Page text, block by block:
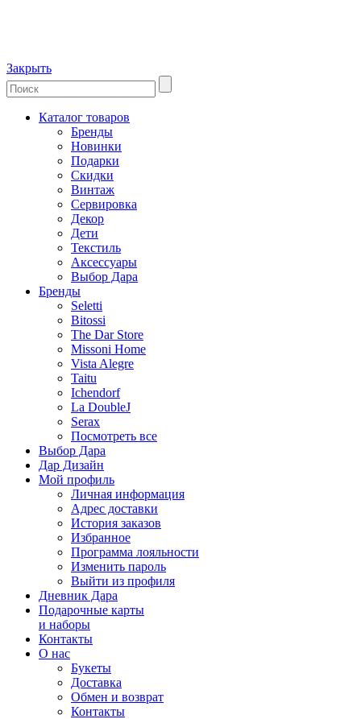
Закрыть
Каталог товаров
Бренды
Новинки
Подарки
Скидки
Винтаж
Сервировка
Декор
Дети
Текстиль
Аксессуары
Выбор Дара
Бренды
Seletti
Bitossi
The Dar Store
Missoni Home
Vista Alegre
Taitu
Ichendorf
La DoubleJ
Serax
Посмотреть все
Выбор Дара
Дар Дизайн
Мой профиль
Личная информация
Адрес доставки
История заказов
Избранное
Программа лояльности
Изменить пароль
Выйти из профиля
Дневник Дара
Подарочные карты
и наборы
Контакты
О нас
Букеты
Доставка
Обмен и возврат
Контакты